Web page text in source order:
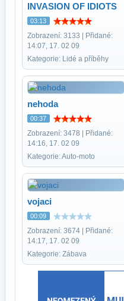
INVASION OF IDIOTS
03:13
Zobrazení: 3133 | Přidané:
14:07, 17. 02 09
Kategorie: Lidé a příběhy
nehoda
00:37
Zobrazení: 3478 | Přidané:
14:16, 17. 02 09
Kategorie: Auto-moto
vojaci
00:09
Zobrazení: 3674 | Přidané:
14:17, 17. 02 09
Kategorie: Zábava